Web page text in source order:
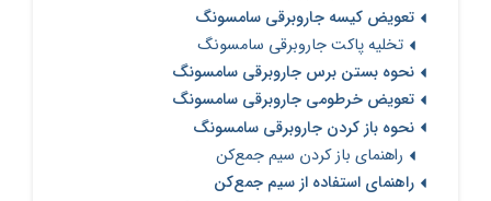
تعویض کیسه جاروبرقی سامسونگ
تخلیه پاکت جاروبرقی سامسونگ
نحوه بستن برس جاروبرقی سامسونگ
تعویض خرطومی جاروبرقی سامسونگ
نحوه باز كردن جاروبرقی سامسونگ
راهنمای باز کردن سیم‌ جمع‌کن
راهنمای استفاده از سیم جمع‌کن